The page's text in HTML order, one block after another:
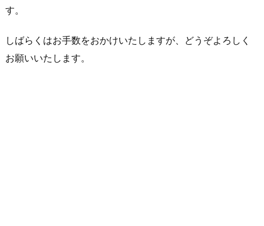
す。
しばらくはお手数をおかけいたしますが、どうぞよろしく
お願いいたします。